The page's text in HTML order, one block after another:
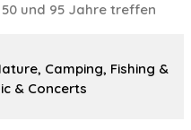
und 95 Jahre treffen
Camping, Fishing &
& Concerts